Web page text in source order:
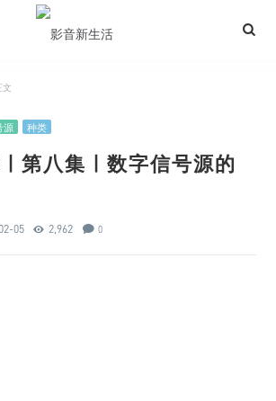
文
源 种类
| 第八集 | 数字信号源的
05 2,962 0